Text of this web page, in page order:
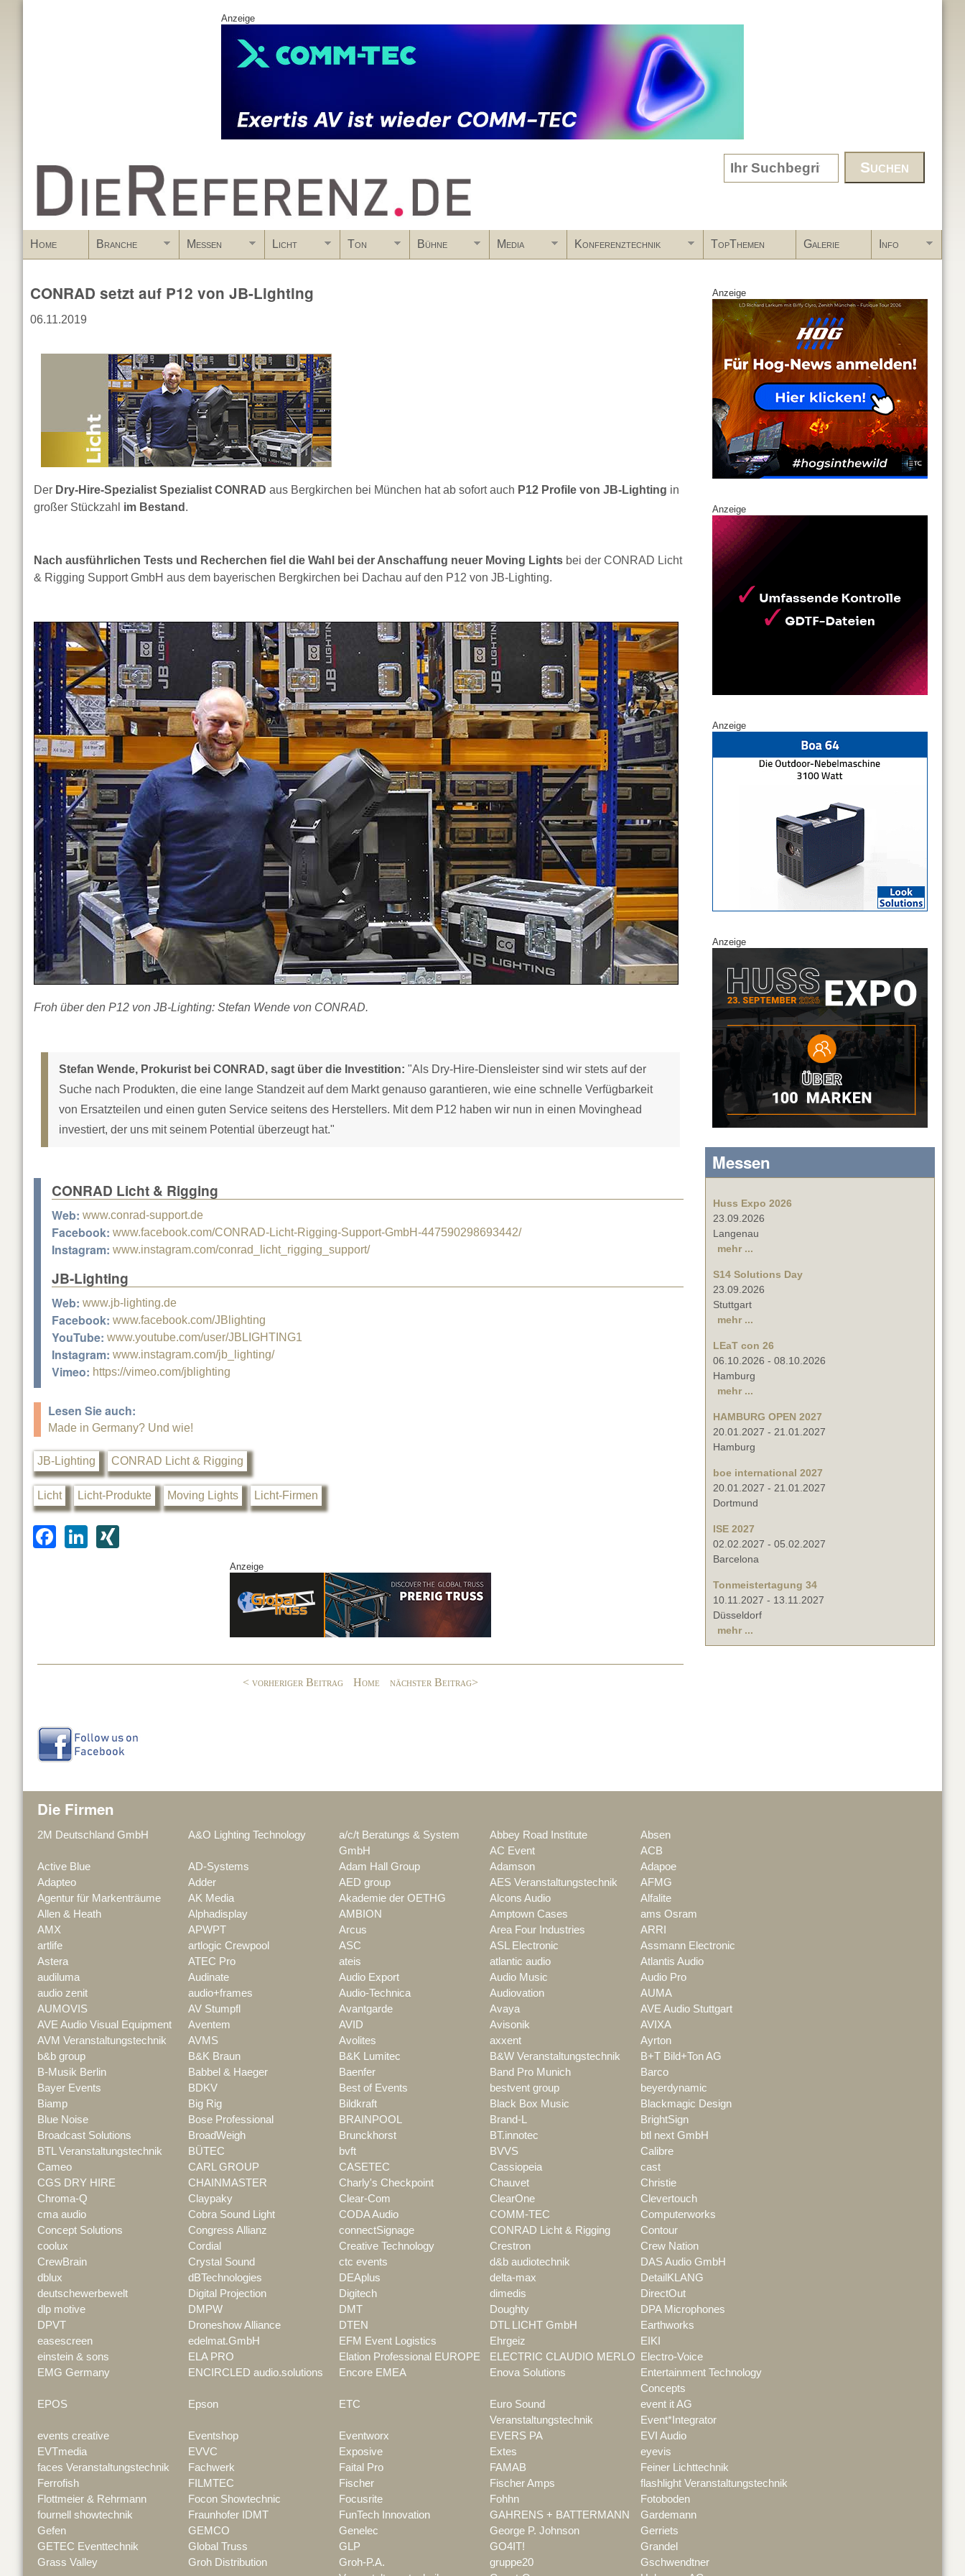
Anzeige
www.DieReferenz.de Search form
Home Branche Messen Licht Ton Bühne Media Konferenztechnik TopThemen Galerie Info
CONRAD setzt auf P12 von JB-Lighting
06.11.2019
Der Dry-Hire-Spezialist Spezialist CONRAD aus Bergkirchen bei München hat ab sofort auch P12 Profile von JB-Lighting in
großer Stückzahl im Bestand .
Nach ausführlichen Tests und Recherchen fiel die Wahl bei der Anschaffung neuer Moving Lights bei der CONRAD Licht
& Rigging Support GmbH aus dem bayerischen Bergkirchen bei Dachau auf den P12 von JB-Lighting.
Froh über den P12 von JB-Lighting: Stefan Wende von CONRAD.
Stefan Wende, Prokurist bei CONRAD, sagt über die Investition: "Als Dry-Hire-Diensleister sind wir stets auf der
Suche nach Produkten, die eine lange Standzeit auf dem Markt genauso garantieren, wie eine schnelle Verfügbarkeit
von Ersatzteilen und einen guten Service seitens des Herstellers. Mit dem P12 haben wir nun in einen Movinghead
investiert, der uns mit seinem Potential überzeugt hat."
CONRAD Licht & Rigging
Web: www.conrad-support.de
Facebook: www.facebook.com/CONRAD-Licht-Rigging-Support-GmbH-447590298693442/
Instagram: www.instagram.com/conrad_licht_rigging_support/
JB-Lighting
Web: www.jb-lighting.de
Facebook: www.facebook.com/JBlighting
YouTube: www.youtube.com/user/JBLIGHTING1
Instagram: www.instagram.com/jb_lighting/
Vimeo: https://vimeo.com/jblighting
Lesen Sie auch:
Made in Germany? Und wie!
JB-Lighting CONRAD Licht & Rigging
Licht Licht-Produkte Moving Lights Licht-Firmen
F
o
Li
Anzeige
< vorheriger Beitrag Home nächster Beitrag>
Anzeige
Anzeige
Anzeige
Anzeige
Messen
Huss Expo 2026
23.09.2026
Langenau
mehr ...
S14 Solutions Day
23.09.2026
Stuttgart
mehr ...
LEaT con 26
06.10.2026 - 08.10.2026
Hamburg
mehr ...
HAMBURG OPEN 2027
20.01.2027 - 21.01.2027
Hamburg
boe international 2027
20.01.2027 - 21.01.2027
Dortmund
ISE 2027
02.02.2027 - 05.02.2027
Barcelona
Tonmeistertagung 34
10.11.2027 - 13.11.2027
Düsseldorf
mehr ...
Die Firmen
2M Deutschland GmbH A&O Lighting Technology
a/c/t Beratungs & System
GmbH
Abbey Road Institute
Absen
AC Event
ACB
Active Blue
AD-Systems Adam Hall Group Adamson
Adapoe
Adapteo
Adder AED group AES Veranstaltungstechnik
AFMG
Agentur für Markenträume
AK Media Akademie der OETHG Alcons Audio
Alfalite
Allen & Heath
Alphadisplay AMBION Amptown Cases
ams Osram
AMX
APWPT Arcus Area Four Industries
ARRI
artlife
artlogic Crewpool ASC ASL Electronic
Assmann Electronic
Astera
ATEC Pro ateis atlantic audio
Atlantis Audio
audiluma
Audinate Audio Export Audio Music
Audio Pro
audio zenit
audio+frames Audio-Technica Audiovation
AUMA
AUMOVIS
AV Stumpfl Avantgarde Avaya
AVE Audio Stuttgart
AVE Audio Visual Equipment
Aventem AVID Avisonik
AVIXA
AVM Veranstaltungstechnik
AVMS Avolites axxent
Ayrton
b&b group
B&K Braun B&K Lumitec B&W Veranstaltungstechnik
B+T Bild+Ton AG
B-Musik Berlin
Babbel & Haeger Baenfer Band Pro Munich
Barco
Bayer Events
BDKV Best of Events bestvent group
beyerdynamic
Biamp
Big Rig Bildkraft Black Box Music
Blackmagic Design
Blue Noise
Bose Professional BRAINPOOL Brand-L
BrightSign
Broadcast Solutions
BroadWeigh Brunckhorst BT.innotec
btl next GmbH
BTL Veranstaltungstechnik
BÜTEC bvft BVVS
Calibre
Cameo
CARL GROUP CASETEC Cassiopeia
cast
CGS DRY HIRE
CHAINMASTER Charly's Checkpoint Chauvet
Christie
Chroma-Q
Claypaky Clear-Com ClearOne
Clevertouch
cma audio
Cobra Sound Light CODA Audio COMM-TEC
Computerworks
Concept Solutions
Congress Allianz connectSignage CONRAD Licht & Rigging
Contour
coolux
Cordial Creative Technology Crestron
Crew Nation
CrewBrain
Crystal Sound ctc events d&b audiotechnik
DAS Audio GmbH
dblux
dBTechnologies DEAplus delta-max
DetailKLANG
deutschewerbewelt
Digital Projection Digitech dimedis
DirectOut
dlp motive
DMPW DMT Doughty
DPA Microphones
DPVT
Droneshow Alliance DTEN DTL LICHT GmbH
Earthworks
easescreen
edelmat.GmbH EFM Event Logistics Ehrgeiz
EIKI
einstein & sons
ELA PRO Elation Professional EUROPE ELECTRIC CLAUDIO MERLO
Electro-Voice
EMG Germany
ENCIRCLED audio.solutions Encore EMEA Enova Solutions
Entertainment Technology
Concepts
EPOS
Epson ETC
Euro Sound
Veranstaltungstechnik
event it AG
Event*Integrator
events creative
Eventshop Eventworx EVERS PA
EVI Audio
EVTmedia
EVVC Exposive Extes
eyevis
faces Veranstaltungstechnik
Fachwerk Faital Pro FAMAB
Feiner Lichttechnik
Ferrofish
FILMTEC Fischer Fischer Amps
flashlight Veranstaltungstechnik
Flottmeier & Rehrmann
Focon Showtechnic Focusrite Fohhn
Fotoboden
fournell showtechnik
Fraunhofer IDMT FunTech Innovation GAHRENS + BATTERMANN
Gardemann
Gefen
GEMCO Genelec George P. Johnson
Gerriets
GETEC Eventtechnik
Global Truss GLP GO4IT!
Grandel
Grass Valley
Groh Distribution
Groh-P.A.
gruppe20
Gschwendtner